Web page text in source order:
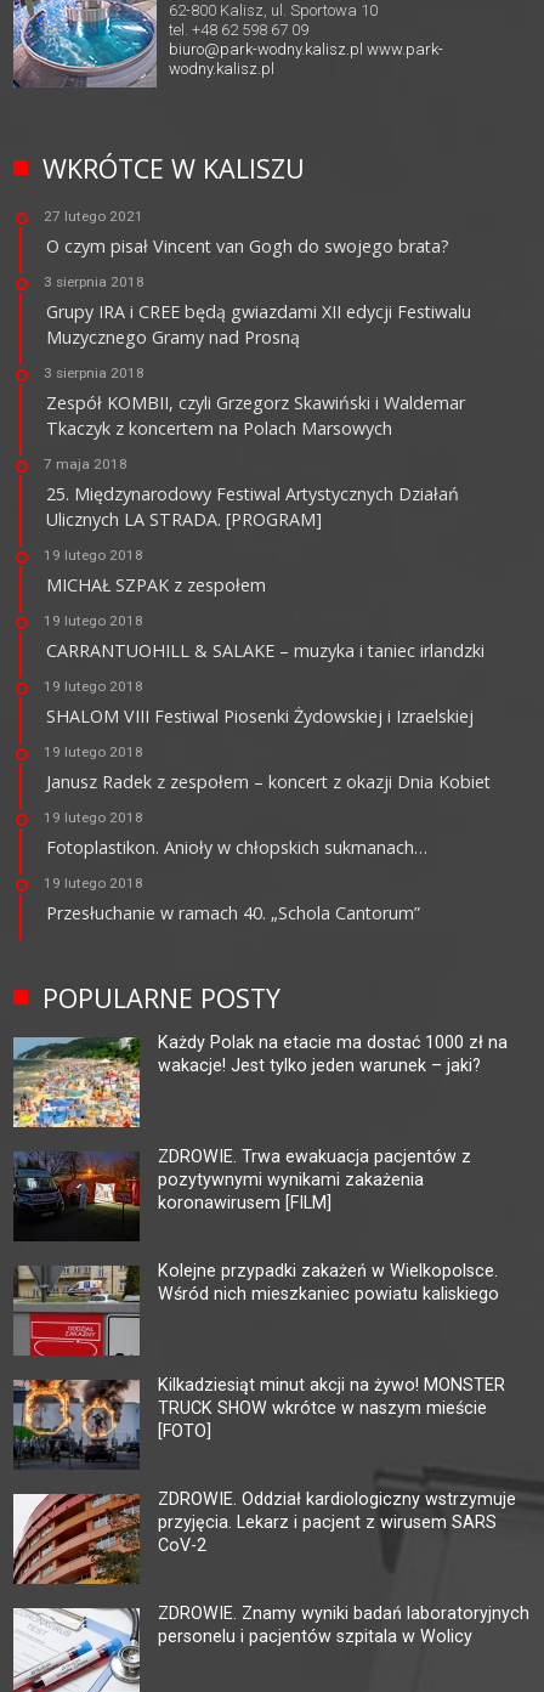
62-800 Kalisz, ul. Sportowa 10
tel. +48 62 598 67 09
biuro@park-wodny.kalisz.pl www.park-
wodny.kalisz.pl
WKRÓTCE W KALISZU
27 lutego 2021
O czym pisał Vincent van Gogh do swojego brata?
3 sierpnia 2018
Grupy IRA i CREE będą gwiazdami XII edycji Festiwalu
Muzycznego Gramy nad Prosną
3 sierpnia 2018
Zespół KOMBII, czyli Grzegorz Skawiński i Waldemar
Tkaczyk z koncertem na Polach Marsowych
7 maja 2018
25. Międzynarodowy Festiwal Artystycznych Działań
Ulicznych LA STRADA. [PROGRAM]
19 lutego 2018
MICHAŁ SZPAK z zespołem
19 lutego 2018
CARRANTUOHILL & SALAKE – muzyka i taniec irlandzki
19 lutego 2018
SHALOM VIII Festiwal Piosenki Żydowskiej i Izraelskiej
19 lutego 2018
Janusz Radek z zespołem – koncert z okazji Dnia Kobiet
19 lutego 2018
Fotoplastikon. Anioły w chłopskich sukmanach…
19 lutego 2018
Przesłuchanie w ramach 40. „Schola Cantorum”
POPULARNE POSTY
Każdy Polak na etacie ma dostać 1000 zł na
wakacje! Jest tylko jeden warunek – jaki?
ZDROWIE. Trwa ewakuacja pacjentów z
pozytywnymi wynikami zakażenia
koronawirusem [FILM]
Kolejne przypadki zakażeń w Wielkopolsce.
Wśród nich mieszkaniec powiatu kaliskiego
Kilkadziesiąt minut akcji na żywo! MONSTER
TRUCK SHOW wkrótce w naszym mieście
[FOTO]
ZDROWIE. Oddział kardiologiczny wstrzymuje
przyjęcia. Lekarz i pacjent z wirusem SARS
CoV-2
ZDROWIE. Znamy wyniki badań laboratoryjnych
personelu i pacjentów szpitala w Wolicy